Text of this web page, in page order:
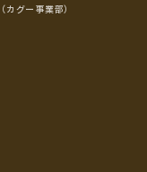
グー事業部）